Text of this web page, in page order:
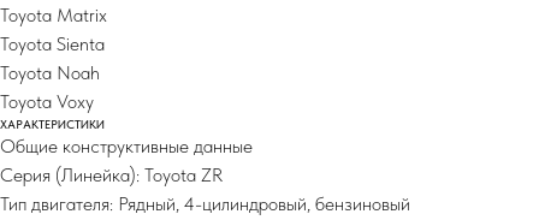
Toyota Matrix
Toyota Sienta
Toyota Noah
Toyota Voxy
ХАРАКТЕРИСТИКИ
Общие конструктивные данные
Серия (Линейка): Toyota ZR
Тип двигателя: Рядный, 4-цилиндровый, бензиновый